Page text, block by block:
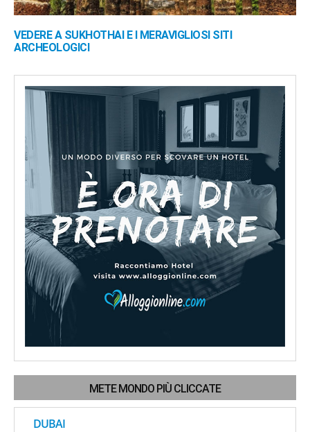
VEDERE A SUKHOTHAI E I MERAVIGLIOSI SITI
ARCHEOLOGICI
METE MONDO PIÙ CLICCATE
DUBAI